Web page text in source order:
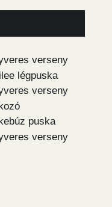
verseny
légpuska
verseny
puska
verseny